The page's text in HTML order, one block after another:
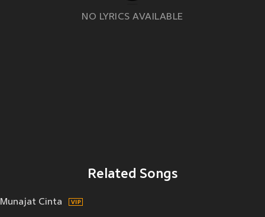
NO LYRICS AVAILABLE
Related Songs
Munajat Cinta